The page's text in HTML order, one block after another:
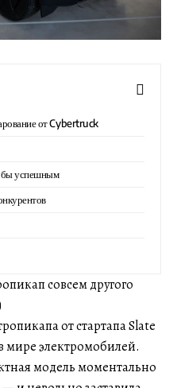
от Cybertruck
бы успешным
совсем другого
от стартапа Slate
мире электромобилей.
модель моментально